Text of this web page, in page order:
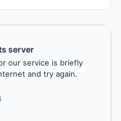
server
our service is briefly
and try again.